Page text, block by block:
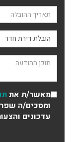
תאריך ההובלה
סוג ההובלה
תוכן ההודעה
מאשר/ת את
ומסכים/ה
עדכונים